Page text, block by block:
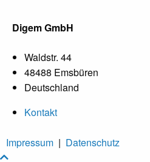
Digem GmbH
Waldstr. 44
48488 Emsbüren
Deutschland
Kontakt
Impressum | Datenschutz